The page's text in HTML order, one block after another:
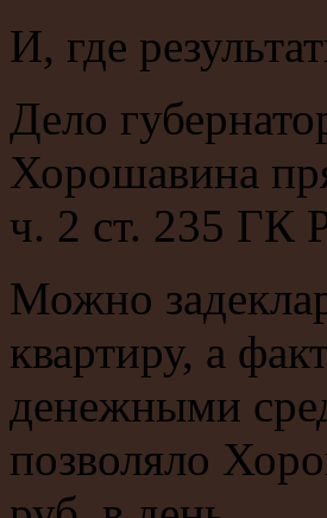
И, где
Дело
Хорошавина
ч. 2 ст. 235 ГК
Можно
квартиру, а
денежными
позволяло